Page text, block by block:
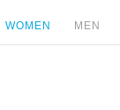
WOMEN MEN